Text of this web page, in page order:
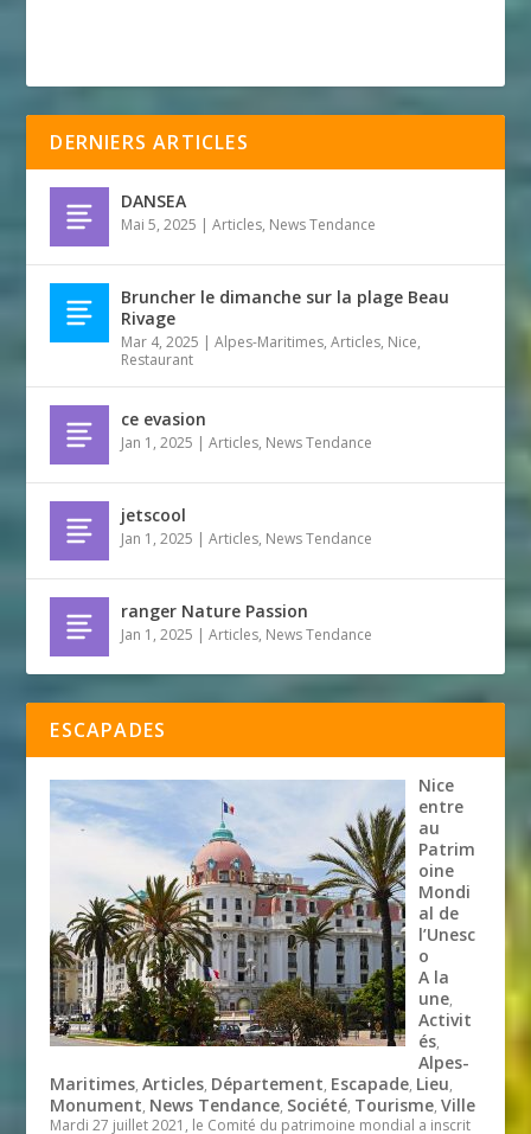
DERNIERS ARTICLES
DANSEA
Mai 5, 2025 |Articles, News Tendance
Bruncher le dimanche sur la plage Beau
Rivage
Mar 4, 2025 |Alpes-Maritimes,Articles, Nice,
Restaurant
ce evasion
Jan 1, 2025 |Articles, News Tendance
jetscool
Jan 1, 2025 |Articles, News Tendance
ranger Nature Passion
Jan 1, 2025 |Articles, News Tendance
ESCAPADES
Nice
entre
au
Patrim
oine
Mondi
al de
l’Unesc
o
A la
une,
Activit
és,
Alpes-
Maritimes,Articles, Département, Escapade, Lieu,
Monument, News Tendance, Société, Tourisme,Ville
Mardi 27 juillet 2021, le Comité du patrimoine mondial a inscrit